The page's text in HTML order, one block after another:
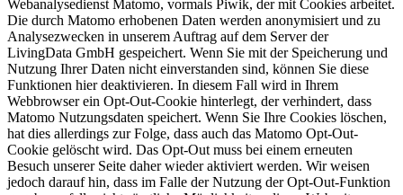
Webanalysedienst Matomo, vormals Piwik, der mit Cookies arbeitet.
Die durch Matomo erhobenen Daten werden anonymisiert und zu
Analysezwecken in unserem Auftrag auf dem Server der
LivingData GmbH gespeichert. Wenn Sie mit der Speicherung und
Nutzung Ihrer Daten nicht einverstanden sind, können Sie diese
Funktionen hier deaktivieren. In diesem Fall wird in Ihrem
Webbrowser ein Opt-Out-Cookie hinterlegt, der verhindert, dass
Matomo Nutzungsdaten speichert. Wenn Sie Ihre Cookies löschen,
hat dies allerdings zur Folge, dass auch das Matomo Opt-Out-
Cookie gelöscht wird. Das Opt-Out muss bei einem erneuten
Besuch unserer Seite daher wieder aktiviert werden. Wir weisen
jedoch darauf hin, dass im Falle der Nutzung der Opt-Out-Funktion